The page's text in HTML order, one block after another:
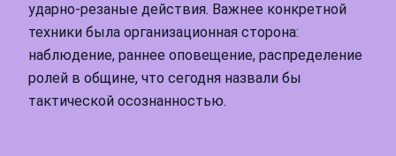
ударно-резаные действия. Важнее конкретной
техники была организационная сторона:
наблюдение, раннее оповещение, распределение
ролей в общине, что сегодня назвали бы
тактической осознанностью.